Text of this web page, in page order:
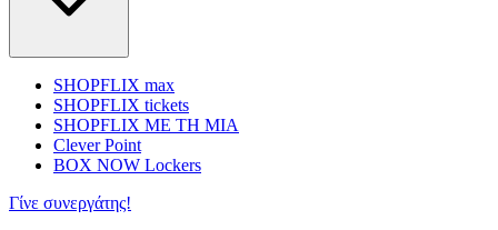
SHOPFLIX max
SHOPFLIX tickets
SHOPFLIX ΜΕ ΤΗ ΜΙΑ
Clever Point
BOX NOW Lockers
Γίνε συνεργάτης!